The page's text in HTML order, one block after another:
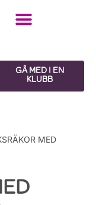
GÅ MED I EN
KLUBB
MED